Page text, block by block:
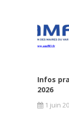
Infos
2026
1 juin